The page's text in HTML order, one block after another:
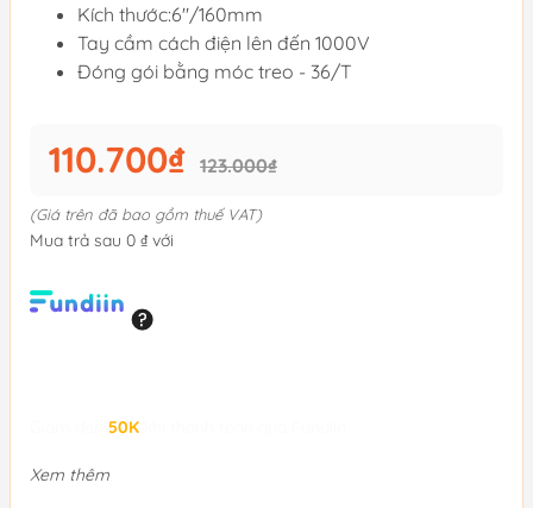
Kích thước:6"/160mm
Tay cầm cách điện lên đến 1000V
Đóng gói bằng móc treo - 36/T
110.700₫ 123.000₫
(Giá trên đã bao gồm thuế VAT)
Mua trả sau 0 ₫ với
50K
Xem thêm